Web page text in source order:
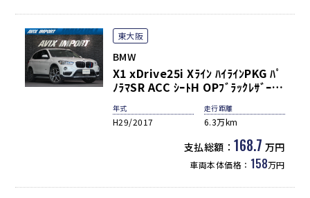
東大阪
BMW
X1 xDrive25i Xﾗｲﾝ ﾊｲﾗｲﾝPKG ﾊﾟ
ﾉﾗﾏSR ACC ｼｰﾄH OPﾌﾞﾗｯｸﾚｻﾞｰ P
煙 正規ﾃﾞｨｰﾗｰ車
年式
H29/2017
走行距離
6.3万km
支払総額：168.7 万円
車両本体価格： 158万円